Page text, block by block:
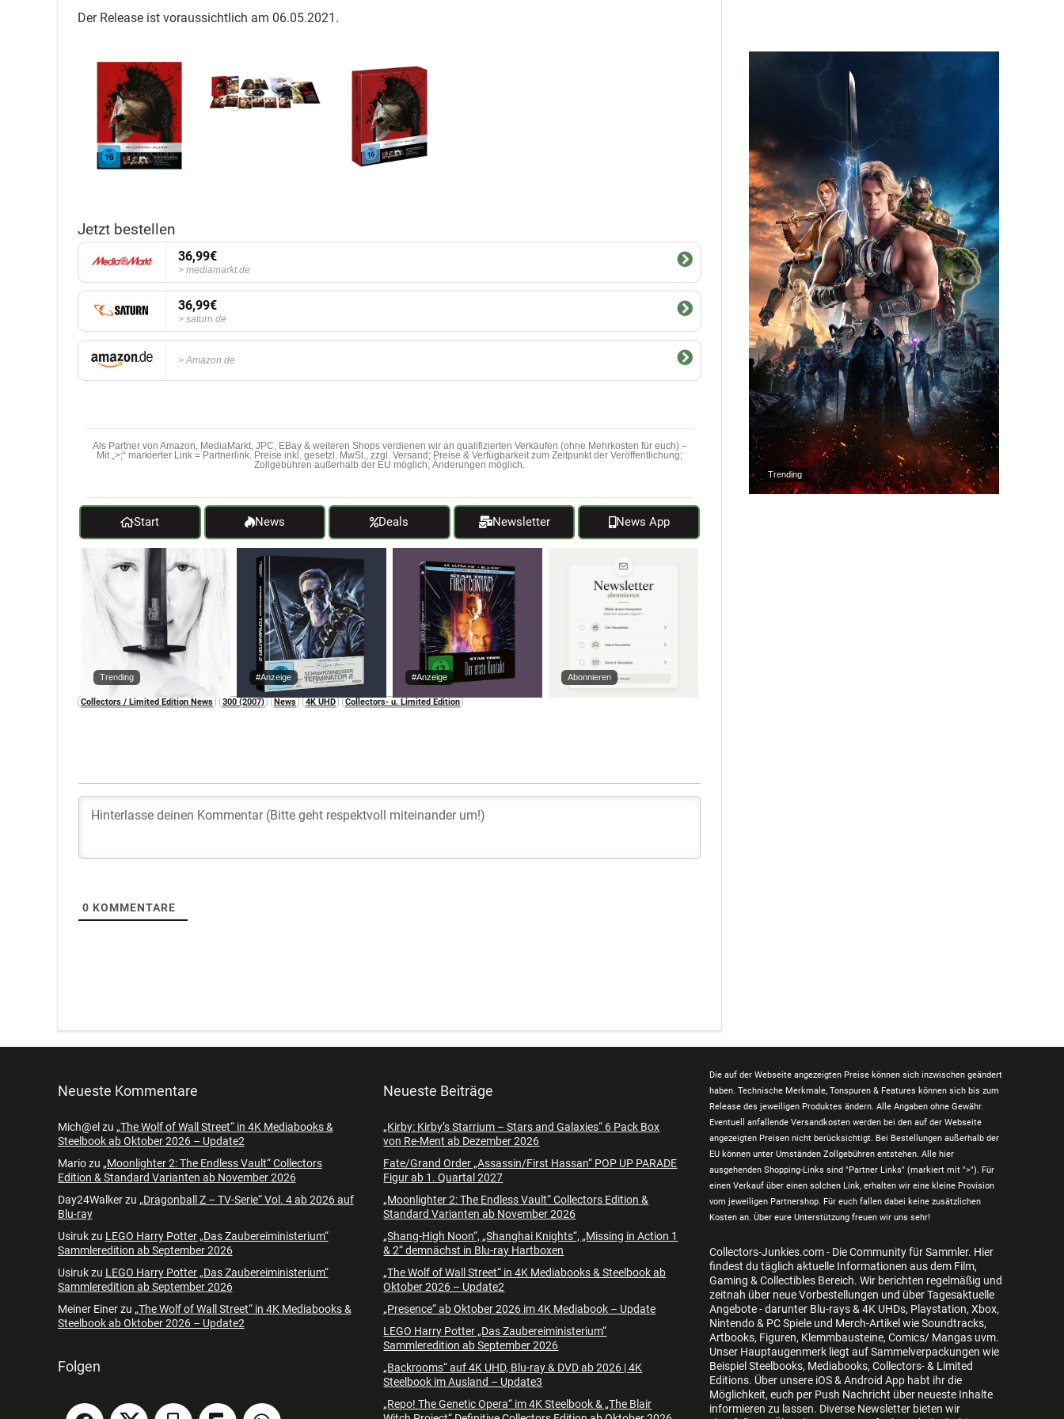
Der Release ist voraussichtlich am 06.05.2021.
Jetzt bestellen
36,99€
mediamarkt.de
36,99€
saturn.de
Amazon.de
Als Partner von Amazon, MediaMarkt, JPC, EBay & weiteren Shops verdienen wir an qualifizierten Verkäufen (ohne Mehrkosten für euch) –
Mit „>;“ markierter Link = Partnerlink. Preise inkl. gesetzl. MwSt., zzgl. Versand; Preise & Verfügbarkeit zum Zeitpunkt der Veröffentlichung;
Zollgebühren außerhalb der EU möglich; Änderungen möglich.
Start News Deals Newsletter News App
Trending #Anzeige #Anzeige Abonnieren
Collectors / Limited Edition News 300 (2007) News 4K UHD Collectors- u. Limited Edition
0 KOMMENTARE
Trending
Neueste Kommentare
Mich@el zu „The Wolf of Wall Street“ in 4K Mediabooks &
Steelbook ab Oktober 2026 – Update2
Mariozu „Moonlighter 2: The Endless Vault“ Collectors
Edition & Standard Varianten ab November 2026
Day24Walkerzu „Dragonball Z – TV-Serie“ Vol. 4 ab 2026 auf
Blu-ray
Usirukzu LEGO Harry Potter „Das Zaubereiministerium“
Sammleredition ab September 2026
Usirukzu LEGO Harry Potter „Das Zaubereiministerium“
Sammleredition ab September 2026
Meiner Einerzu „The Wolf of Wall Street“ in 4K Mediabooks &
Steelbook ab Oktober 2026 – Update2
Folgen
Neueste Beiträge
„Kirby: Kirby’s Starrium – Stars and Galaxies“ 6 Pack Box
von Re-Ment ab Dezember 2026
Fate/Grand Order „Assassin/First Hassan“ POP UP PARADE
Figur ab 1. Quartal 2027
„Moonlighter 2: The Endless Vault“ Collectors Edition &
Standard Varianten ab November 2026
„Shang-High Noon“, „Shanghai Knights“, „Missing in Action 1
& 2“ demnächst in Blu-ray Hartboxen
„The Wolf of Wall Street“ in 4K Mediabooks & Steelbook ab
Oktober 2026 – Update2
„Presence“ ab Oktober 2026 im 4K Mediabook – Update
LEGO Harry Potter „Das Zaubereiministerium“
Sammleredition ab September 2026
„Backrooms“ auf 4K UHD, Blu-ray & DVD ab 2026 | 4K
Steelbook im Ausland – Update3
„Repo! The Genetic Opera“ im 4K Steelbook & „The Blair
Die auf der Webseite angezeigten Preise können sich inzwischen geändert
haben. Technische Merkmale, Tonspuren & Features können sich bis zum
Release des jeweiligen Produktes ändern. Alle Angaben ohne Gewähr.
Eventuell anfallende Versandkosten werden bei den auf der Webseite
angezeigten Preisen nicht berücksichtigt. Bei Bestellungen außerhalb der
EU können unter Umständen Zollgebühren entstehen. Alle hier
ausgehenden Shopping-Links sind "Partner Links" (markiert mit ">"). Für
einen Verkauf über einen solchen Link, erhalten wir eine kleine Provision
vom jeweiligen Partnershop. Für euch fallen dabei keine zusätzlichen
Kosten an. Über eure Unterstützung freuen wir uns sehr!
Collectors-Junkies.com - Die Community für Sammler. Hier
findest du täglich aktuelle Informationen aus dem Film,
Gaming & Collectibles Bereich. Wir berichten regelmäßig und
zeitnah über neue Vorbestellungen und über Tagesaktuelle
Angebote - darunter Blu-rays & 4K UHDs, Playstation, Xbox,
Nintendo & PC Spiele und Merch-Artikel wie Soundtracks,
Artbooks, Figuren, Klemmbausteine, Comics/ Mangas uvm.
Unser Hauptaugenmerk liegt auf Sammelverpackungen wie
Beispiel Steelbooks, Mediabooks, Collectors- & Limited
Editions. Über unsere iOS & Android App habt ihr die
Möglichkeit, euch per Push Nachricht über neueste Inhalte
informieren zu lassen. Diverse Newsletter bieten wir